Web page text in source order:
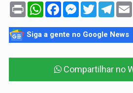
Print WhatsAppFacebookMessenger
Twitter
Siga a gente no Google News
Compartilhar no